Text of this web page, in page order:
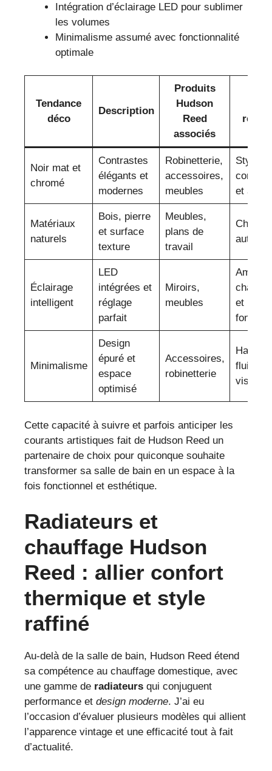
Intégration d’éclairage LED pour sublimer
les volumes
Minimalisme assumé avec fonctionnalité
optimale
Tendance
déco
Description
Produits
Hudson
Reed
associés
Noir mat et
chromé
Contrastes
élégants et
modernes
Robinetterie,
accessoires,
meubles
Style
et
Matériaux
naturels
Bois, pierre
et surface
texture
Meubles,
plans de
travail
Éclairage
intelligent
LED
intégrées et
réglage
parfait
Miroirs,
meubles
et
Minimalisme
Design
épuré et
espace
optimisé
Accessoires,
robinetterie
fluidité
visuelle
Cette capacité à suivre et parfois anticiper les
courants artistiques fait de Hudson Reed un
partenaire de choix pour quiconque souhaite
transformer sa salle de bain en un espace à la
fois fonctionnel et esthétique.
Radiateurs et
chauffage Hudson
Reed : allier confort
thermique et style
raffiné
Au-delà de la salle de bain, Hudson Reed étend
sa compétence au chauffage domestique, avec
une gamme de radiateurs qui conjuguent
performance et design moderne. J’ai eu
l’occasion d’évaluer plusieurs modèles qui allient
l’apparence vintage et une efficacité tout à fait
d’actualité.